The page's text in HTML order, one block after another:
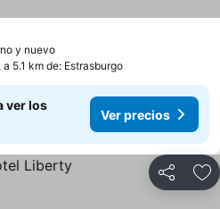
y nuevoVer precios
a 5.1 km de: Estrasburgo
ver los
Ver precios
Compartir